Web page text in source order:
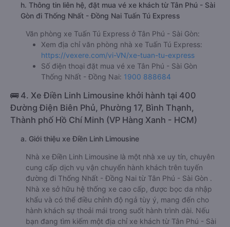
h. Thông tin liên hệ, đặt mua vé xe khách từ Tân Phú - Sài
Gòn đi Thống Nhất - Đồng Nai Tuấn Tú Express
Văn phòng xe Tuấn Tú Express ở Tân Phú - Sài Gòn:
Xem địa chỉ văn phòng nhà xe Tuấn Tú Express:
https://vexere.com/vi-VN/xe-tuan-tu-express
Số điện thoại đặt mua vé xe Tân Phú - Sài Gòn
Thống Nhất - Đồng Nai: 1900 888684
🚌 4. Xe Điền Linh Limousine khởi hành tại 400
Đường Điện Biên Phủ, Phường 17, Bình Thạnh,
Thành phố Hồ Chí Minh (VP Hàng Xanh - HCM)
a. Giới thiệu xe Điền Linh Limousine
Nhà xe Điền Linh Limousine là một nhà xe uy tín, chuyên
cung cấp dịch vụ vận chuyển hành khách trên tuyến
đường đi Thống Nhất - Đồng Nai từ Tân Phú - Sài Gòn .
Nhà xe sở hữu hệ thống xe cao cấp, được bọc da nhập
khẩu và có thể điều chỉnh độ ngả tùy ý, mang đến cho
hành khách sự thoải mái trong suốt hành trình dài. Nếu
bạn đang tìm kiếm một địa chỉ xe khách từ Tân Phú - Sài